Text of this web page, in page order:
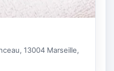
13004 Marseille,